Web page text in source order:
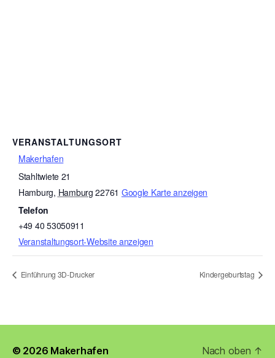
VERANSTALTUNGSORT
Makerhafen
Stahltwiete 21
Hamburg, Hamburg 22761 Google Karte anzeigen
Telefon
+49 40 53050911
Veranstaltungsort-Website anzeigen
Einführung 3D-Drucker Kindergeburtstag
© 2026 Makerhafen Nach oben ↑